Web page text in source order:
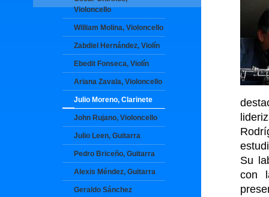
Violoncello
William Molina, Violoncello
Zabdiel Hernández, Violín
Ebedit Fonseca, Violín
Ariana Zavala, Violoncello
Julio Moreno, Clarinete
John Rujano, Violoncello
Julio Leen, Guitarra
Pedro Briceño, Guitarra
Alexis Méndez, Guitarra
Geraldo Sánchez
Su
con